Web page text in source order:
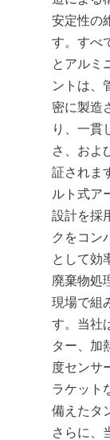
安定性の
す。すべ
とアルミ
ントは、
密に製造
り、一貫
さ、およ
証されま
ルト式ア
設計を採
クをコン
として効
廃棄物処
現場で組
す。当社
ター、加
度センサ
ラケット
備えたタ
さらに、